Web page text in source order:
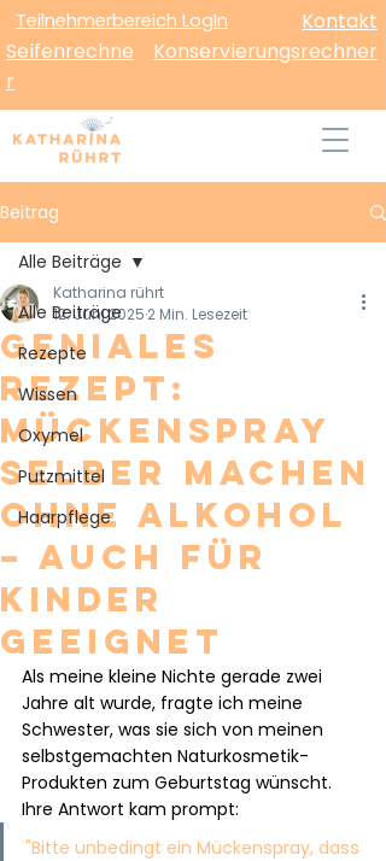
Teilnehmerbereich LogIn
Kontakt
Seifenrechne
r
Konservierungsrechner
Beitrag
Alle Beiträge
Rezepte
Wissen
Oxymel
Putzmittel
Haarpflege
Alle Beiträge
Geniales
Rezept:
Mückenspray
selber machen
ohne Alkohol
– auch für
Kinder
geeignet
Katharina rührt
12. Juni 2025 2 Min. Lesezeit
Als meine kleine Nichte gerade zwei
Jahre alt wurde, fragte ich meine
Schwester, was sie sich von meinen
selbstgemachten Naturkosmetik-
Produkten zum Geburtstag wünscht.
Ihre Antwort kam prompt:
"Bitte unbedingt ein Mückenspray, dass